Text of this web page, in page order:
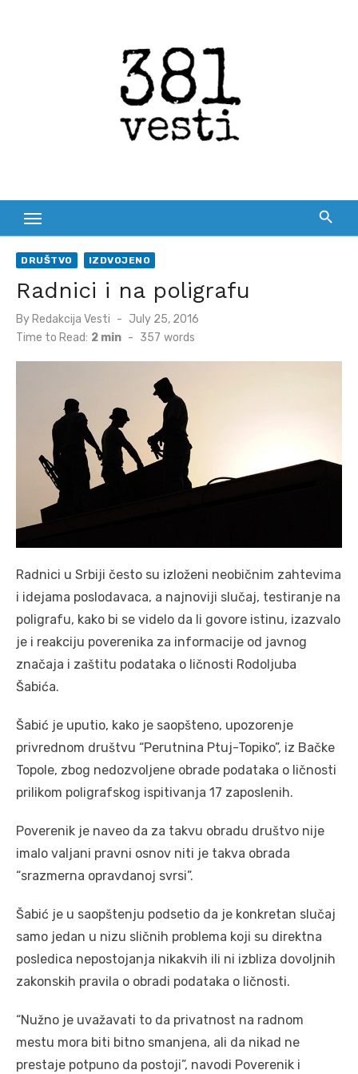
DRUŠTVO IZDVOJENO
Radnici i na poligrafu
By Redakcija Vesti
Posted
July 25, 2016
Time to Read: 2 min - 357 words
Radnici u Srbiji često su izloženi neobičnim zahtevima
i idejama poslodavaca, a najnoviji slučaj, testiranje na
poligrafu, kako bi se videlo da li govore istinu, izazvalo
je i reakciju poverenika za informacije od javnog
značaja i zaštitu podataka o ličnosti Rodoljuba
Šabića.
Šabić je uputio, kako je saopšteno, upozorenje
privrednom društvu “Perutnina Ptuj-Topiko”, iz Bačke
Topole, zbog nedozvoljene obrade podataka o ličnosti
prilikom poligrafskog ispitivanja 17 zaposlenih.
Poverenik je naveo da za takvu obradu društvo nije
imalo valjani pravni osnov niti je takva obrada
“srazmerna opravdanoj svrsi”.
Šabić je u saopštenju podsetio da je konkretan slučaj
samo jedan u nizu sličnih problema koji su direktna
posledica nepostojanja nikakvih ili ni izbliza dovoljnih
zakonskih pravila o obradi podataka o ličnosti.
“Nužno je uvažavati to da privatnost na radnom
mestu mora biti bitno smanjena, ali da nikad ne
prestaje potpuno da postoji”, navodi Poverenik i